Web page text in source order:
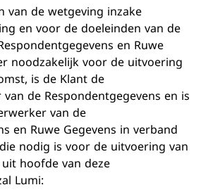
van de wetgeving inzake
en voor de doeleinden van de
en Ruwe
noodzakelijk voor de uitvoering
is de Klant de
de Respondentgegevens en is
van de
en Ruwe Gegevens in verband
nodig is voor de uitvoering van
hoofde van deze
Lumi: